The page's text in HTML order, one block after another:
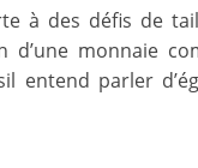
à des défis de
d’une monnaie
entend parler